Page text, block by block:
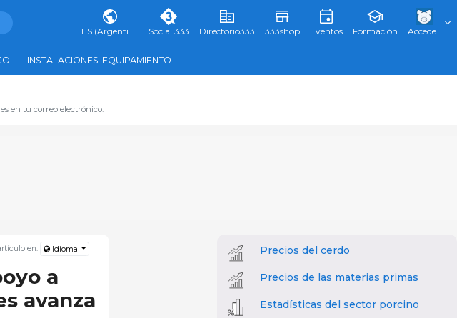
ES (Argentina) Social 333 Directorio333 333shop Eventos Formación Accede
INSTALACIONES-EQUIPAMIENTO
en tu correo electrónico.
en: Idioma
a
avanza
Precios del cerdo
Precios de las materias primas
Estadísticas del sector porcino